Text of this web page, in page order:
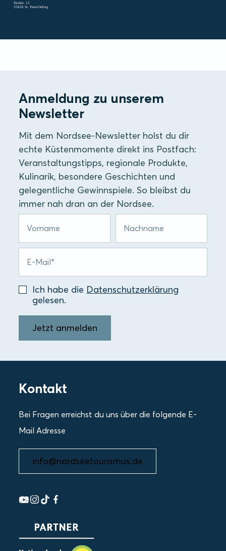
Dorfstr. 15
25826 St. Peter-Ording
Anmeldung zu unserem
Newsletter
Mit dem Nordsee-Newsletter holst du dir
echte Küstenmomente direkt ins Postfach:
Veranstaltungstipps, regionale Produkte,
Kulinarik, besondere Geschichten und
gelegentliche Gewinnspiele. So bleibst du
immer nah dran an der Nordsee.
Ich habe die Datenschutzerklärung
gelesen.
Jetzt anmelden
Kontakt
Bei Fragen erreichst du uns über die folgende E-
Mail Adresse
info@nordseetourismus.de